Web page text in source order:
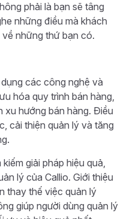
phải là bạn sẽ tâng
những điều mà khách
những thứ bạn có.
các công nghệ và
hóa quy trình bán hàng,
xu hướng bán hàng. Điều
cải thiện quản lý và tăng
giải pháp hiệu quả,
lý của Callio. Giới thiệu
thay thế việc quản lý
giúp người dùng quản lý